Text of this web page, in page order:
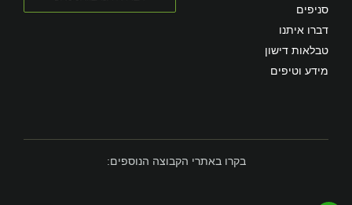
סניפים
דברו איתנו
טבלאות דישון
מידע וטיפים
בקרו באתרי הקבוצה הנוספים: